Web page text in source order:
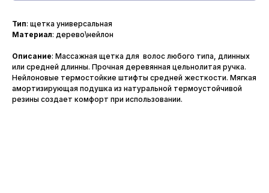
Тип: щетка универсальная
Материал: дерево\нейлон
Описание: Массажная щетка для волос любого типа, длинных
или средней длинны. Прочная деревянная цельнолитая ручка.
Нейлоновые термостойкие штифты средней жесткости. Мягкая
амортизирующая подушка из натуральной термоустойчивой
резины создает комфорт при использовании.